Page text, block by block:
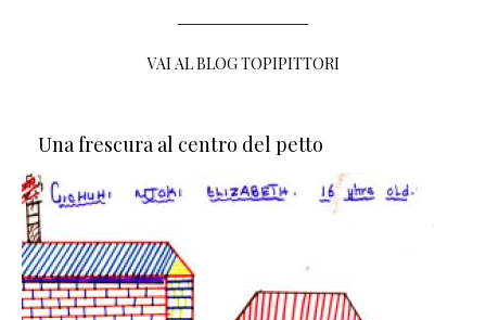
VAI AL BLOG TOPIPITTORI
Una frescura al centro del petto